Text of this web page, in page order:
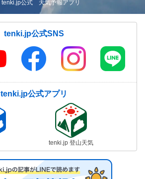
tenki.jp公式 天気予報アプリ
tenki.jp公式SNS
tenki.jp公式アプリ
tenki.jp 登山天気